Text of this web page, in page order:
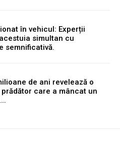
în vehicul: Experții
simultan cu
semnificativă.
de ani revelează o
care a mâncat un